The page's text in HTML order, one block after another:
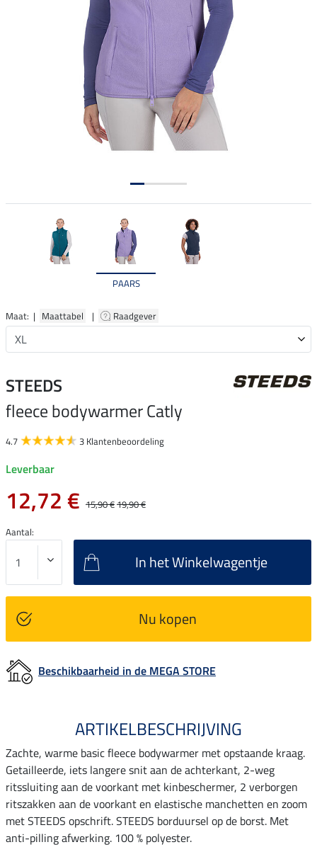
PAARS
Maat: | Maattabel | Raadgever
STEEDS
fleece bodywarmer Catly
4.7 3 Klantenbeoordeling
Leverbaar
12,72 € 15,90 €19,90 €
Aantal:
In het Winkelwagentje
Nu kopen
Beschikbaarheid in de MEGA STORE
ARTIKELBESCHRIJVING
Zachte, warme basic fleece bodywarmer met opstaande kraag.
Getailleerde, iets langere snit aan de achterkant, 2-weg
ritssluiting aan de voorkant met kinbeschermer, 2 verborgen
ritszakken aan de voorkant en elastische manchetten en zoom
met STEEDS opschrift. STEEDS borduursel op de borst. Met
anti-pilling afwerking. 100 % polyester.